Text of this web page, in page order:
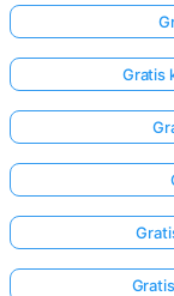
Gratis